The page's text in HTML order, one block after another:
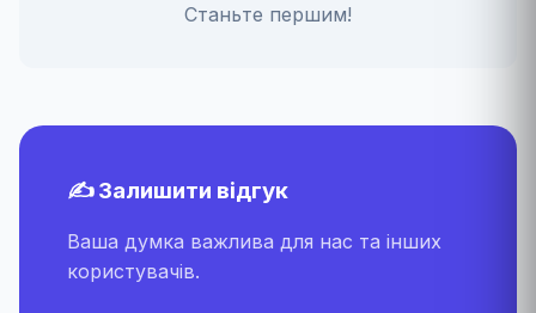
Станьте першим!
✍️ Залишити відгук
Ваша думка важлива для нас та інших
користувачів.